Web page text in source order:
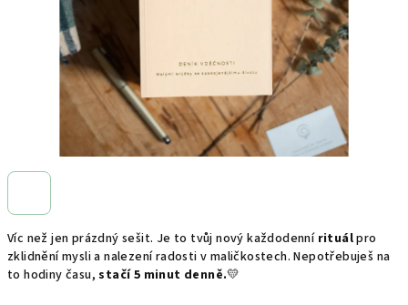
Víc než jen prázdný sešit. Je to tvůj nový každodenní rituálpro
zklidnění mysli a nalezení radosti v maličkostech. Nepotřebuješ na
to hodiny času,stačí 5 minut denně.💛